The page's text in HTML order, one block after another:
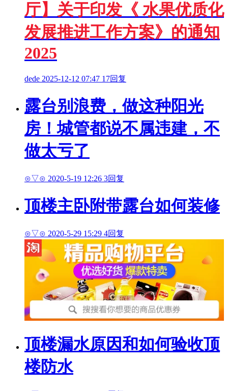
厅】关于印发《 水果优质化
发展推进工作方案》的通知
2025
dede 2025-12-12 07:47 17回复
露台别浪费，做这种阳光
房！城管都说不属违建，不
做太亏了
⊙▽⊙ 2020-5-19 12:26 3回复
顶楼主卧附带露台如何装修
⊙▽⊙ 2020-5-29 15:29 4回复
顶楼漏水原因和如何验收顶
楼防水